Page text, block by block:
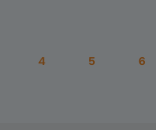
4 5 6